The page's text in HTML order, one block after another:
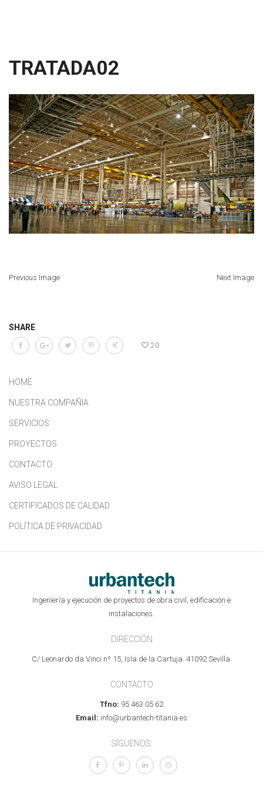
TRATADA02
Previous Image Next Image
SHARE
20
HOME
NUESTRA COMPAÑIA
SERVICIOS
PROYECTOS
CONTACTO
AVISO LEGAL
CERTIFICADOS DE CALIDAD
POLÍTICA DE PRIVACIDAD
Ingeniería y ejecución de proyectos de obra civil, edificación e
instalaciones.
DIRECCIÓN
C/ Leonardo da Vinci nº 15, Isla de la Cartuja. 41092 Sevilla.
CONTACTO
Tfno: 95 463 05 62
Email: info@urbantech-titania.es
SÍGUENOS: